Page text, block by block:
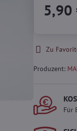
5,90
Zu
Produzent:
Für